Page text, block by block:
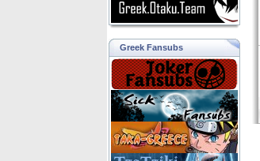
Greek Fansubs